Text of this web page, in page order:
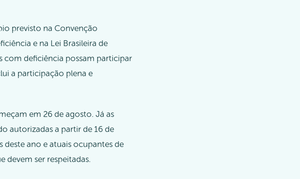
previsto na Convenção
e na Lei Brasileira de
com deficiência possam participar
a participação plena e
em 26 de agosto. Já as
autorizadas a partir de 16 de
deste ano e atuais ocupantes de
devem ser respeitadas.